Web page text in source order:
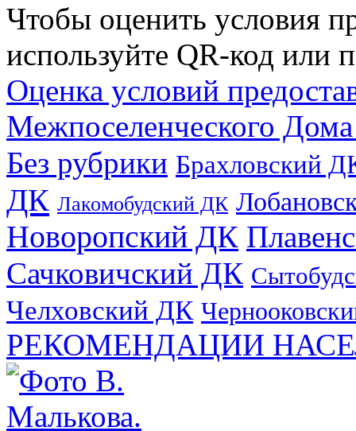
Чтобы оценить условия
используйте QR-код или
Оценка условий
Межпоселенческого
Без рубрики Брахловский
ДК Лакомобудский ДК
Новоропский ДК
Сачковичский ДК
Челховский ДК
РЕКОМЕНДАЦИИ